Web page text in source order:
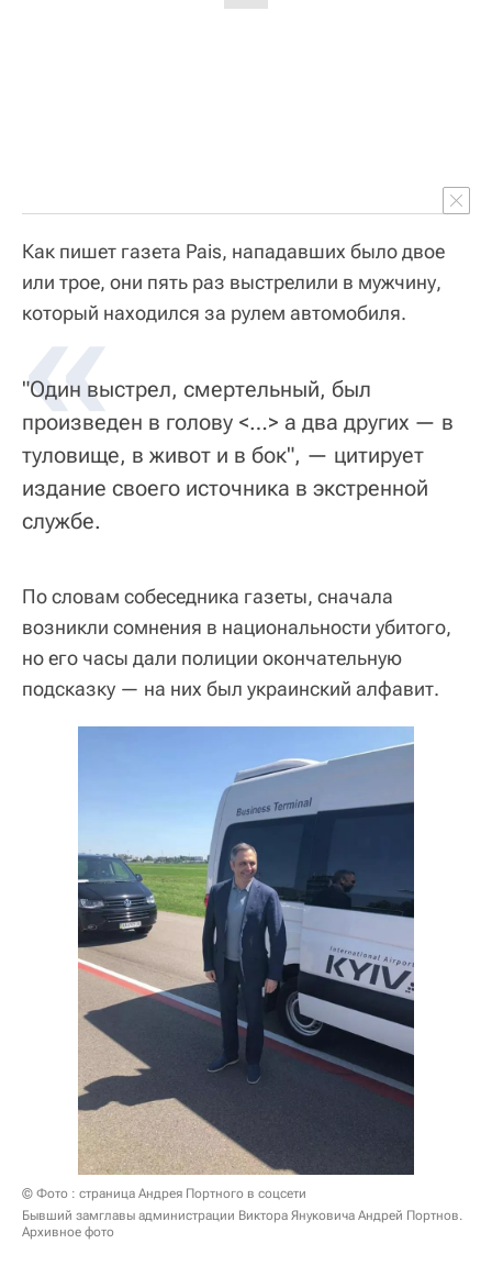
Как пишет газета Pais, нападавших было двое
или трое, они пять раз выстрелили в мужчину,
который находился за рулем автомобиля.
«
"Один выстрел, смертельный, был
произведен в голову <…> а два других — в
туловище, в живот и в бок", — цитирует
издание своего источника в экстренной
службе.
По словам собеседника газеты, сначала
возникли сомнения в национальности убитого,
но его часы дали полиции окончательную
подсказку — на них был украинский алфавит.
© Фото : страница Андрея Портного в соцсети
Бывший замглавы администрации Виктора Януковича Андрей Портнов.
Архивное фото